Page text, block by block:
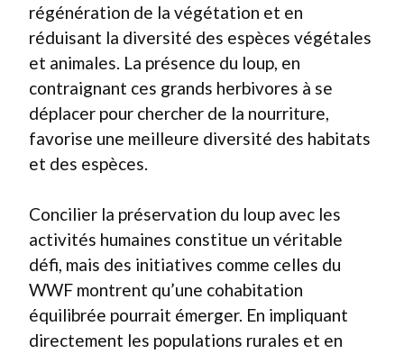
régénération de la végétation et en
réduisant la diversité des espèces végétales
et animales. La présence du loup, en
contraignant ces grands herbivores à se
déplacer pour chercher de la nourriture,
favorise une meilleure diversité des habitats
et des espèces.
Concilier la préservation du loup avec les
activités humaines constitue un véritable
défi, mais des initiatives comme celles du
WWF montrent qu’une cohabitation
équilibrée pourrait émerger. En impliquant
directement les populations rurales et en